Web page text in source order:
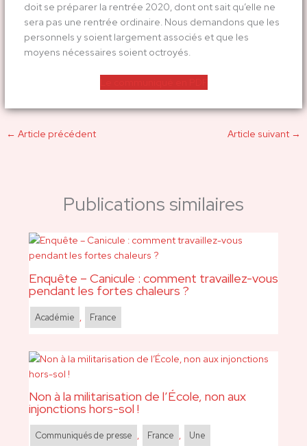
doit se préparer la rentrée 2020, dont ont sait qu’elle ne
sera pas une rentrée ordinaire. Nous demandons que les
personnels y soient largement associés et que les
moyens nécessaires soient octroyés.
← Article précédent Article suivant →
Publications similaires
Enquête – Canicule : comment travaillez-vous
pendant les fortes chaleurs ?
Académie , France
Non à la militarisation de l’École, non aux
injonctions hors-sol !
Communiqués de presse , France , Une